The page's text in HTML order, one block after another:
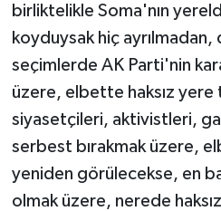
birliktelikle Soma'nın
koyduysak hiç ayrılmadan,
seçimlerde AK Parti'nin
üzere, elbette haksız yere
siyasetçileri, aktivistleri,
serbest bırakmak üzere,
yeniden görülecekse, en
olmak üzere, nerede